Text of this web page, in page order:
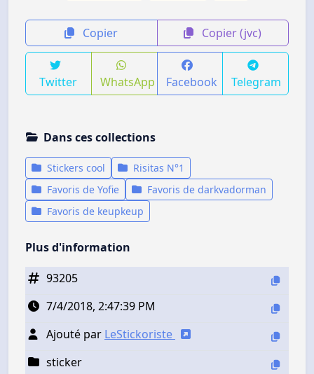
Copier Copier (jvc)
Twitter WhatsApp Facebook Telegram
Dans ces collections
Stickers cool
Risitas N°1
Favoris de Yofie
Favoris de darkvadorman
Favoris de keupkeup
Plus d'information
93205
7/4/2018, 2:47:39 PM
Ajouté par LeStickoriste
sticker